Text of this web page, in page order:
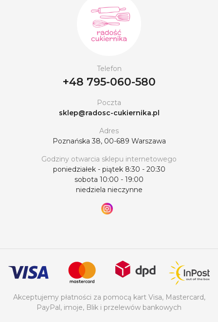
Telefon
+48 795-060-580
Poczta
sklep@radosc-cukiernika.pl
Adres
Poznańska 38, 00-689 Warszawa
Godziny otwarcia sklepu internetowego
poniedziałek - piątek 8:30 - 20:30
sobota 10:00 - 19:00
niedziela nieczynne
Akceptujemy płatności za pomocą kart Visa, Mastercard,
PayPal, imoje, Blik i przelewów bankowych